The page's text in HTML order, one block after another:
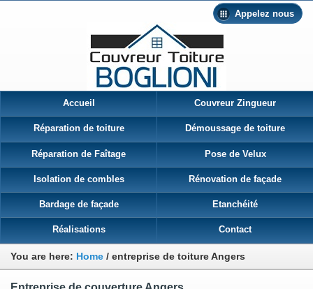
Appelez nous
Accueil Couvreur Zingueur
Réparation de toiture Démoussage de toiture
Réparation de Faîtage Pose de Velux
Isolation de combles Rénovation de façade
Bardage de façade Etanchéité
Réalisations Contact
You are here: Home / entreprise de toiture Angers